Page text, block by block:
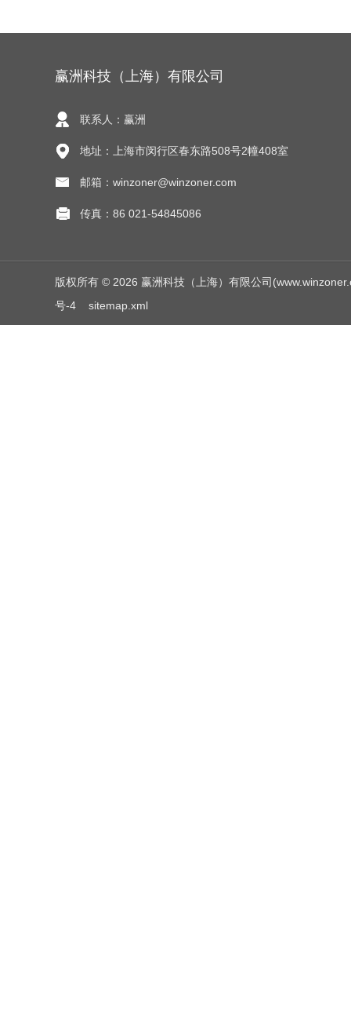
赢洲科技（上海）有限公司
联系人：赢洲
地址：上海市闵行区春东路508号2幢408室
邮箱：winzoner@winzoner.com
传真：86 021-54845086
版权所有 © 2026 赢洲科技（上海）有限公司
号-4
sitemap.xml